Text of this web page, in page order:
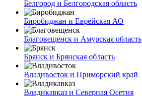
Белгород и Белгородская область
Биробиджан и Еврейская АО
Благовещенск и Амурская область
Брянск и Брянская область
Владивосток и Приморский край
Владикавказ и Северная Осетия